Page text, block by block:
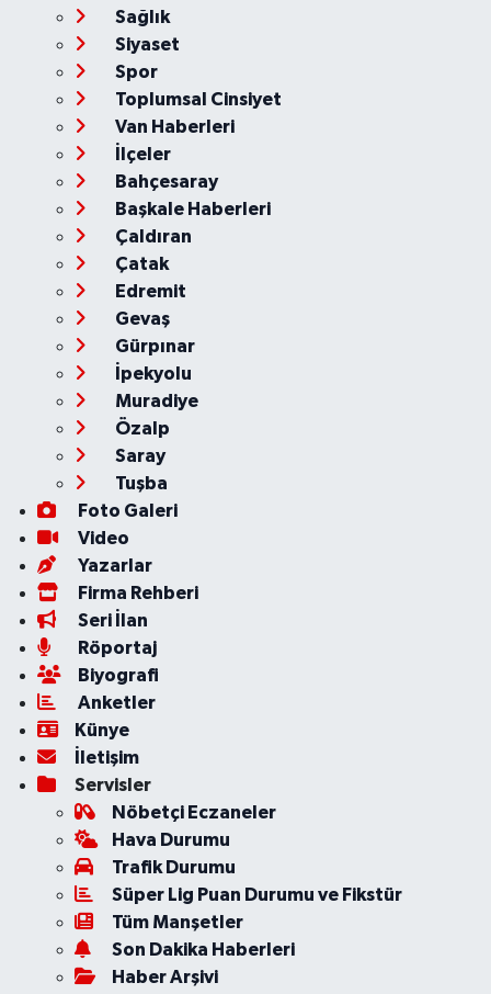
Sağlık
Siyaset
Spor
Toplumsal Cinsiyet
Van Haberleri
İlçeler
Bahçesaray
Başkale Haberleri
Çaldıran
Çatak
Edremit
Gevaş
Gürpınar
İpekyolu
Muradiye
Özalp
Saray
Tuşba
Foto Galeri
Video
Yazarlar
Firma Rehberi
Seri İlan
Röportaj
Biyografi
Anketler
Künye
İletişim
Servisler
Nöbetçi Eczaneler
Hava Durumu
Trafik Durumu
Süper Lig Puan Durumu ve Fikstür
Tüm Manşetler
Son Dakika Haberleri
Haber Arşivi